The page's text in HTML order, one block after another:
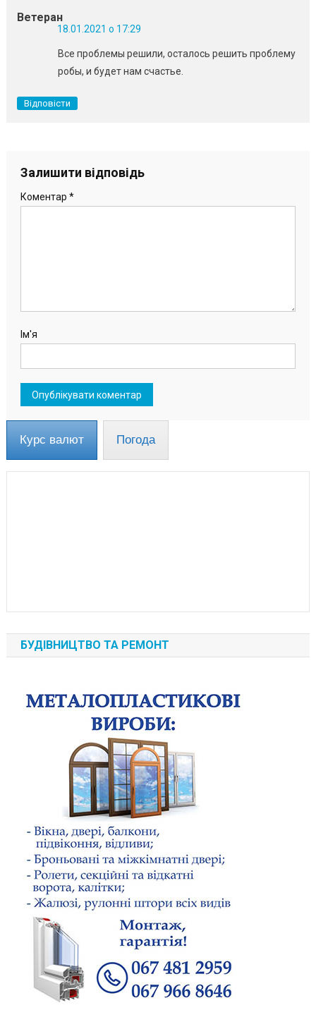
Ветеран
18.01.2021 о 17:29
Все проблемы решили, осталось решить проблему
робы, и будет нам счастье.
Відповісти
Залишити відповідь
Коментар *
Ім'я
Курс валют Погода
БУДІВНИЦТВО ТА РЕМОНТ